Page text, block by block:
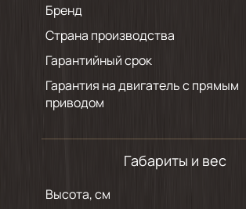
Бренд
Страна производства
Гарантийный срок
Гарантия на двигатель с прямым
приводом
Габариты и вес
Высота, см